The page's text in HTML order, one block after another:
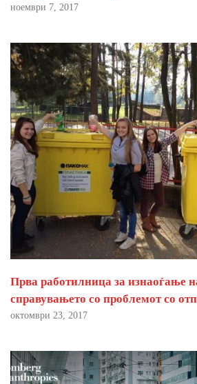
ноември 7, 2017
Прва работилница за изнаоѓање
справувањето со проблемот со
октомври 23, 2017